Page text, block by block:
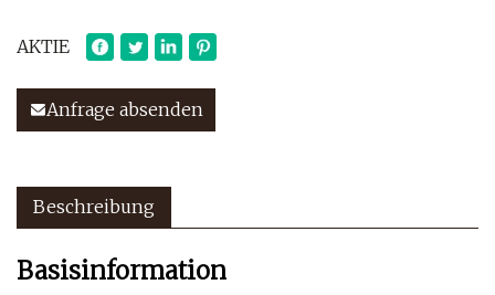
AKTIE
Anfrage absenden
Beschreibung
Basisinformation